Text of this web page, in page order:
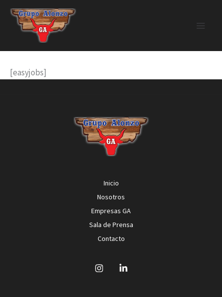
contenido
Jobs
[easyjobs]
Inicio
Nosotros
Empresas GA
Sala de Prensa
Contacto